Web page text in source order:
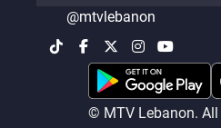
@mtvlebanon
© MTV Lebanon. All